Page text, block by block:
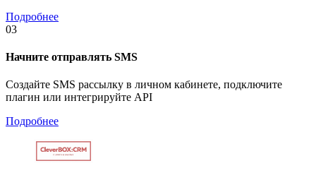
Подробнее
03
Начните отправлять SMS
Создайте SMS рассылку в личном кабинете, подключите
плагин или интегрируйте API
Подробнее